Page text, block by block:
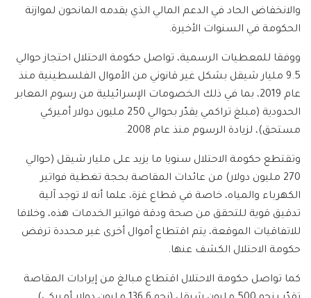
والانخفاض الحاد في الدعم المالي الذي يقدمه المانحون لموازنة
الحكومة في السنوات الأخيرة.
ووفقا للمعطيات الرسمية، تواصل حكومة الاحتلال احتجاز حوالي
9.5 مليار شيقل بشكل غير قانوني من الأموال الفلسطينية منذ
عام 2019، بما في ذلك الخصومات الإسرائيلية من رسوم المعابر
الحدودية (مبلغ تراكمي يقدّر بحوالي 250 مليون دولار أميركي
مستحق)، لزيادة الرسوم منذ عام 2008.
وتقتطع حكومة الاحتلال سنويا ما يزيد على مليار شيقل (حوالي
270 مليون دولار) من عائدات المقاصة بحجة تغطية فواتير
الكهرباء والمياه، خاصة في قطاع غزة، علما أنه لا توجد آلية
تدقيق قوية للتحقق من صحة ودقة فواتير الخدمات هذه، وخلافا
للاتفاقيات الموقعة، يتم اقتطاع أموال أخرى غير محددة ترفض
حكومة الاحتلال الكشف عنها.
كما تواصل حكومة الاحتلال اقتطاع مبالغ من إيرادات المقاصة